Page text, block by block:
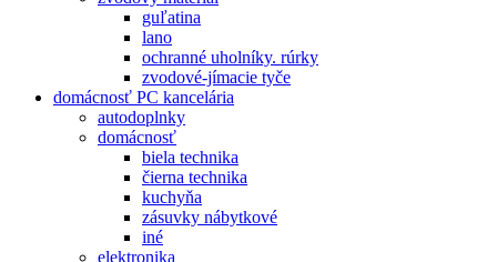
guľatina
lano
ochranné uholníky. rúrky
zvodové-jímacie tyče
domácnosť PC kancelária
autodoplnky
domácnosť
biela technika
čierna technika
kuchyňa
zásuvky nábytkové
iné
elektronika